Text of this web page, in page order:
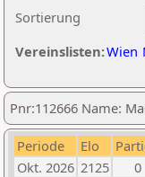
Sortierung
Vereinslisten:Wien
Pnr:112666 Name:
Periode Elo
Okt. 2026 2125 0